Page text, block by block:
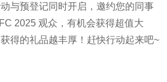
与预登记同时开启，邀约您的同事
2025 观众，有机会获得超值大
得的礼品越丰厚！赶快行动起来吧~